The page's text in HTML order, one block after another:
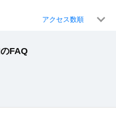
アクセス数順
FAQ